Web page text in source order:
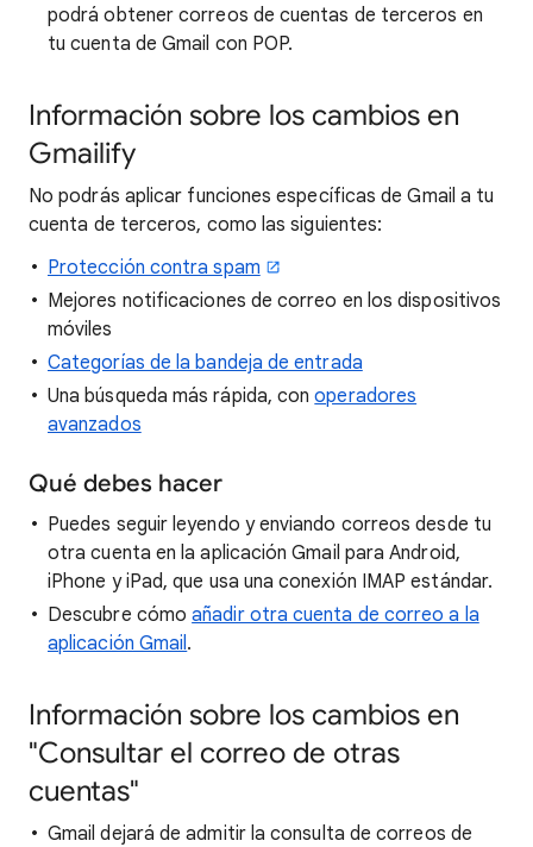
podrá obtener correos de cuentas de terceros en
tu cuenta de Gmail con POP.
Información sobre los cambios en
Gmailify
No podrás aplicar funciones específicas de Gmail a tu
cuenta de terceros, como las siguientes:
Protección contra spam
Mejores notificaciones de correo en los dispositivos
móviles
Categorías de la bandeja de entrada
Una búsqueda más rápida, conoperadores
avanzados
Qué debes hacer
Puedes seguir leyendo y enviando correos desde tu
otra cuenta en la aplicación Gmail para Android,
iPhone y iPad, que usa una conexión IMAP estándar.
Descubre cómoañadir otra cuenta de correo a la
aplicación Gmail.
Información sobre los cambios en
"Consultar el correo de otras
cuentas"
Gmail dejará de admitir la consulta de correos de